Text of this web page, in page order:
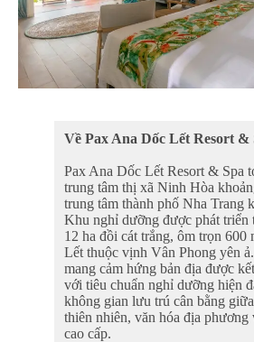
Về Pax Ana Dốc Lết Resort &
Pax Ana Dốc Lết Resort & Spa
trung tâm thị xã Ninh Hòa
trung tâm thành phố Nha Trang
Khu nghỉ dưỡng được phát triển
12 ha đồi cát trắng, ôm trọn 600
Lết thuộc vịnh Vân Phong yên
mang cảm hứng bản địa được
với tiêu chuẩn nghỉ dưỡng hiện
không gian lưu trú cân bằng
thiên nhiên, văn hóa địa phương
cao cấp.